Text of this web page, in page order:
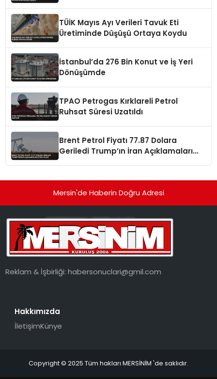
TÜİK Mayıs Ayı Verileri Tavuk Eti
Üretiminde Düşüşü Ortaya Koydu
İstanbul’da 276 Bin Konut ve İş Yeri
Dönüşümde
TPAO Petrogas Kırklareli Petrol
Ruhsat Süresi Uzatıldı
Brent Petrol Fiyatı 77.87 Dolara
Geriledi Trump’ın İran Açıklamaları
Mersin'de Haberin Doğru Adresi
Reklam & İşbirliği:habersonuclari@gmil.com
Hakkımızda
İletişimKünye
Copyright © 2025 Tüm hakları MERSİNİM 'de saklıdır.